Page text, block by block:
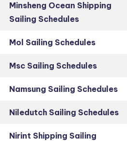
Minsheng Ocean Shipping
Sailing Schedules
Mol Sailing Schedules
Msc Sailing Schedules
Namsung Sailing Schedules
Niledutch Sailing Schedules
Nirint Shipping Sailing